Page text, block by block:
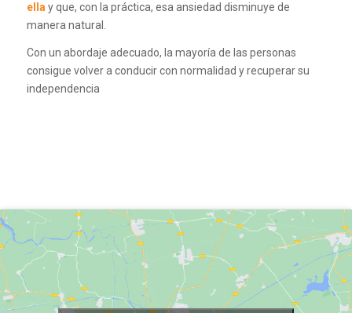
ellay que, con la práctica, esa ansiedad disminuye de
manera natural.
Con un abordaje adecuado, la mayoría de las personas
consigue volver a conducir con normalidad y recuperar su
independencia